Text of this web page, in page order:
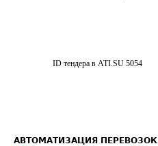
ID тендера в ATI.SU 5054
АВТОМАТИЗАЦИЯ ПЕРЕВОЗОК